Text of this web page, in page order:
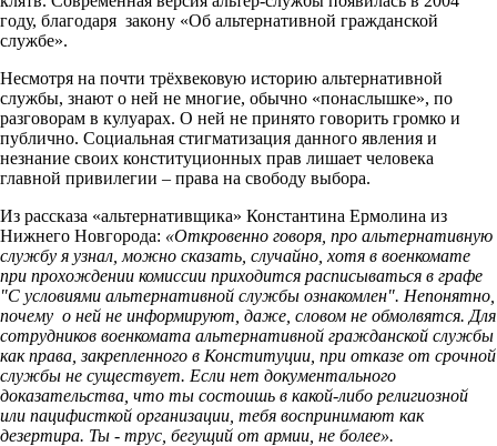
году, благодаря закону «Об альтернативной гражданской
службе».
Несмотря на почти трёхвековую историю альтернативной
службы, знают о ней не многие, обычно «понаслышке», по
разговорам в кулуарах. О ней не принято говорить громко и
публично. Социальная стигматизация данного явления и
незнание своих конституционных прав лишает человека
главной привилегии – права на свободу выбора.
Из рассказа «альтернативщика» Константина Ермолина из
Нижнего Новгорода: «Откровенно говоря, про альтернативную
службу я узнал, можно сказать, случайно, хотя в военкомате
при прохождении комиссии приходится расписываться в графе
"С условиями альтернативной службы ознакомлен". Непонятно,
почему о ней не информируют, даже, словом не обмолвятся. Для
сотрудников военкомата альтернативной гражданской службы
как права, закрепленного в Конституции, при отказе от срочной
службы не существует. Если нет документального
доказательства, что ты состоишь в какой-либо религиозной
или пацифисткой организации, тебя воспринимают как
дезертира. Ты - трус, бегущий от армии, не более».